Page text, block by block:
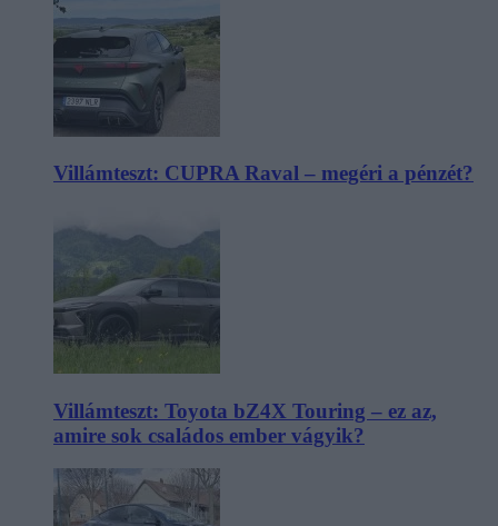
Villámteszt: CUPRA Raval – megéri a pénzét?
Villámteszt: Toyota bZ4X Touring – ez az,
amire sok családos ember vágyik?